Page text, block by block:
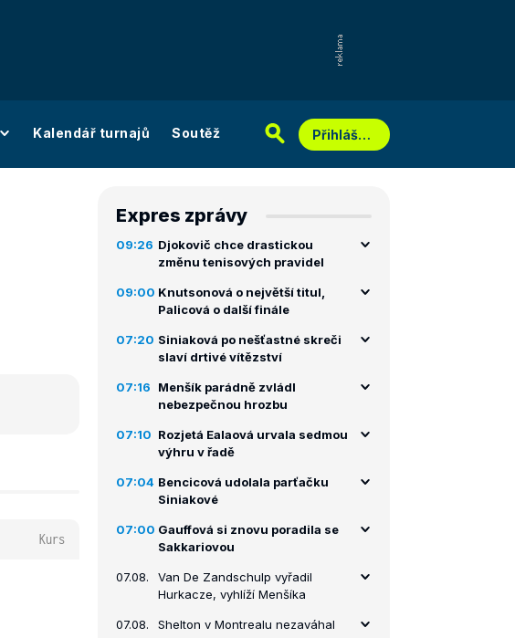
Kalendář turnajů Soutěž Přihlášení
Kurs
Expres zprávy
09:26 Djokovič chce drastickou
změnu tenisových pravidel
09:00 Knutsonová o největší titul,
Palicová o další finále
07:20 Siniaková po nešťastné skreči
slaví drtivé vítězství
07:16
Menšík parádně zvládl
nebezpečnou hrozbu
07:10 Rozjetá Ealaová urvala sedmou
výhru v řadě
07:04 Bencicová udolala parťačku
Siniakové
07:00 Gauffová si znovu poradila se
Sakkariovou
07.08.
Van De Zandschulp vyřadil
Hurkacze, vyhlíží Menšíka
07.08. Shelton v Montrealu nezaváhal